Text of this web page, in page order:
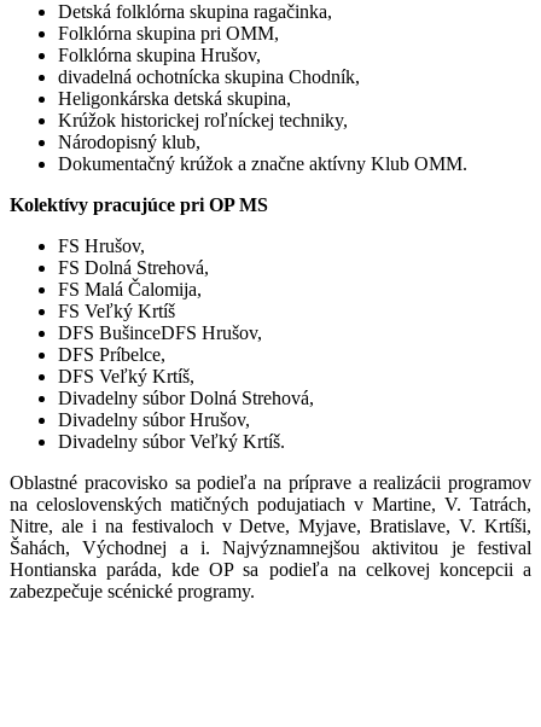
Detská folklórna skupina ragačinka,
Folklórna skupina pri OMM,
Folklórna skupina Hrušov,
divadelná ochotnícka skupina Chodník,
Heligonkárska detská skupina,
Krúžok historickej roľníckej techniky,
Národopisný klub,
Dokumentačný krúžok a značne aktívny Klub OMM.
Kolektívy pracujúce pri OP MS
FS Hrušov,
FS Dolná Strehová,
FS Malá Čalomija,
FS Veľký Krtíš
DFS BušinceDFS Hrušov,
DFS Príbelce,
DFS Veľký Krtíš,
Divadelny súbor Dolná Strehová,
Divadelny súbor Hrušov,
Divadelny súbor Veľký Krtíš.
Oblastné pracovisko sa podieľa na príprave a realizácii programov
na celoslovenských matičných podujatiach v Martine, V. Tatrách,
Nitre, ale i na festivaloch v Detve, Myjave, Bratislave, V. Krtíši,
Šahách, Východnej a i. Najvýznamnejšou aktivitou je festival
Hontianska paráda, kde OP sa podieľa na celkovej koncepcii a
zabezpečuje scénické programy.